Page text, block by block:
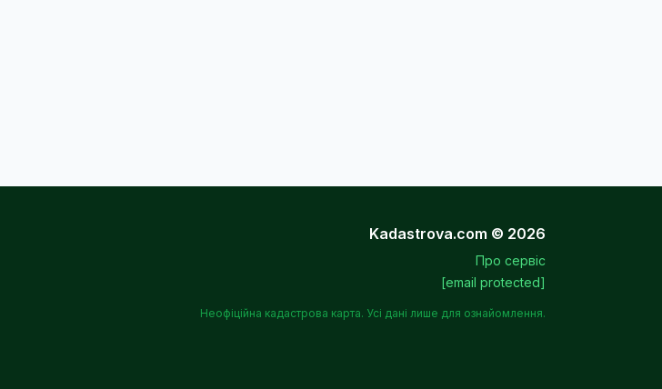
Kadastrova.com © 2026
Про сервіс
[email protected]
Неофіційна кадастрова карта. Усі дані лише для ознайомлення.